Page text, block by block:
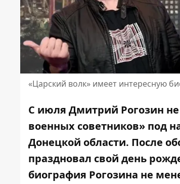
«Царский волк» имеет интересную
С июля Дмитрий Рогозин не
военных советников» под
Донецкой области. После
праздновал свой день
биография Рогозина не